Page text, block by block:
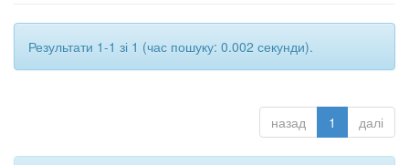
Результати 1-1 зі 1 (час пошуку: 0.002 секунди).
назад 1 далі